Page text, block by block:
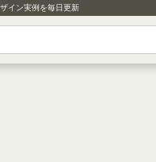
イン実例を毎日更新